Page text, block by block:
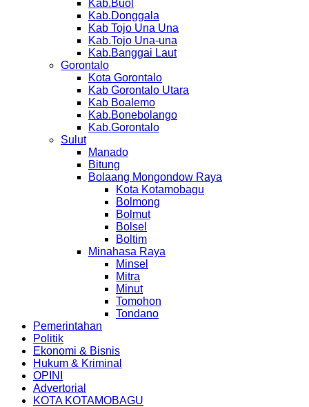
Kab.Buol
Kab.Donggala
Kab Tojo Una Una
Kab.Tojo Una-una
Kab.Banggai Laut
Gorontalo
Kota Gorontalo
Kab Gorontalo Utara
Kab Boalemo
Kab.Bonebolango
Kab.Gorontalo
Sulut
Manado
Bitung
Bolaang Mongondow Raya
Kota Kotamobagu
Bolmong
Bolmut
Bolsel
Boltim
Minahasa Raya
Minsel
Mitra
Minut
Tomohon
Tondano
Pemerintahan
Politik
Ekonomi & Bisnis
Hukum & Kriminal
OPINI
Advertorial
KOTA KOTAMOBAGU